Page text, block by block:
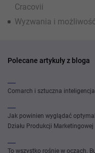
Cracovii
Wyzwania i
Polecane artykuły z bloga
Comarch i sztuczna
Jak powinien wyglądać
Działu Produkcji Marketingowej
To wszystko rośnie w oczach.